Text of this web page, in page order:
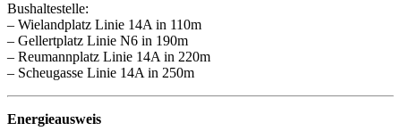
Bushaltestelle:
– Wielandplatz Linie 14A in 110m
– Gellertplatz Linie N6 in 190m
– Reumannplatz Linie 14A in 220m
– Scheugasse Linie 14A in 250m
Energieausweis